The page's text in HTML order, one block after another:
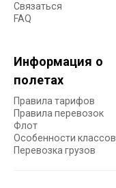
Связаться
FAQ
Информация о
полетах
Правила тарифов
Правила перевозок
Флот
Особенности классов
Перевозка грузов